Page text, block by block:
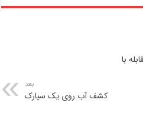
با
بعد
کشف آب روی یک سیارک